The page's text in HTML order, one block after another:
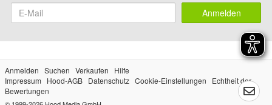
Anmelden
Anmelden Suchen Verkaufen
Hilfe
Impressum
Hood-AGB Datenschutz Cookie-Einstellungen
Echtheit der
Bewertungen